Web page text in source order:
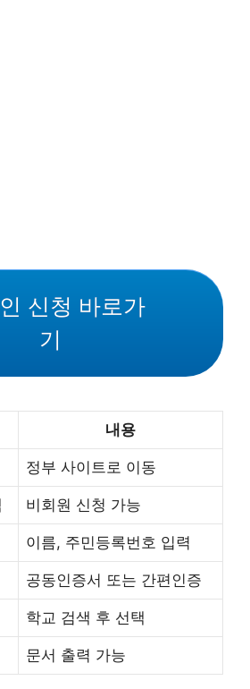
신청 바로가
기
내용
정부 사이트로 이동
비회원 신청 가능
이름, 주민등록번호 입력
공동인증서 또는 간편인증
학교 검색 후 선택
문서 출력 가능